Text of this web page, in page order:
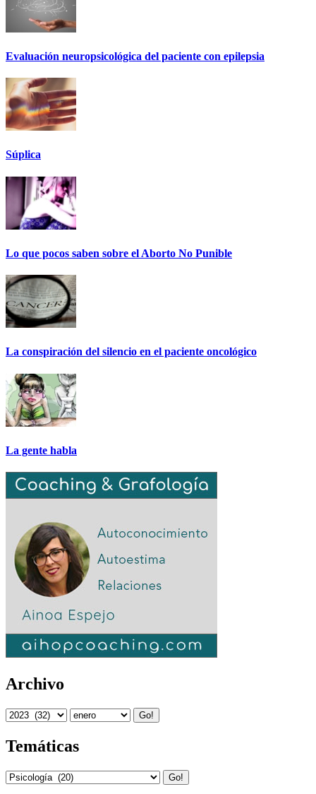
Evaluación neuropsicológica del paciente con epilepsia
Súplica
Lo que pocos saben sobre el Aborto No Punible
La conspiración del silencio en el paciente oncológico
La gente habla
Archivo
Go!
Temáticas
Go!